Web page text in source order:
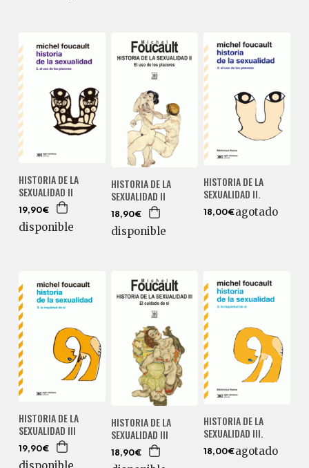
HISTORIA DE LA
SEXUALIDAD II
19,90€
disponible
HISTORIA DE LA
SEXUALIDAD II
18,90€
disponible
HISTORIA DE LA
SEXUALIDAD II.
18,00€agotado
HISTORIA DE LA
SEXUALIDAD III
19,90€
HISTORIA DE LA
SEXUALIDAD III
18,90€
HISTORIA DE LA
SEXUALIDAD III.
18,00€agotado